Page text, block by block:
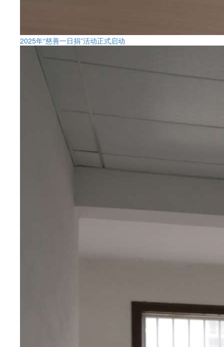
2025年“慈善一日捐”活动正式启动